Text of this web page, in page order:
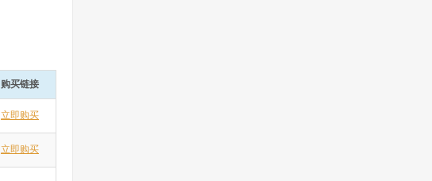
购买链接
立即购买
立即购买